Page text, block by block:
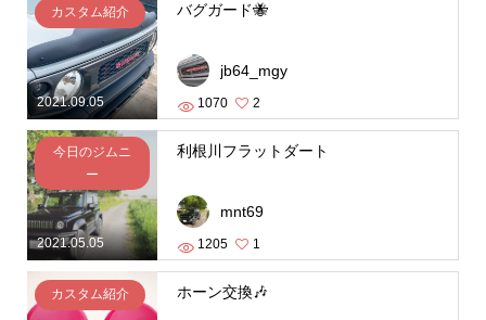
2021.09.05
カスタム紹介 バグガード🐝
jb64_mgy
1070 2
2021.05.05
今日のジムニ
ー
利根川フラットダート
mnt69
1205 1
カスタム紹介 ホーン交換🎶